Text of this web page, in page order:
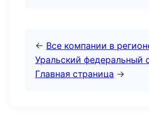
← Все компании в
Уральский федеральный
Главная страница →